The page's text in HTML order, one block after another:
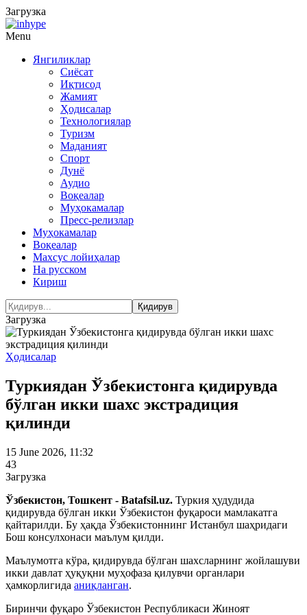
Загрузка
Menu
Янгиликлар
Сиёсат
Иқтисод
Жамият
Ҳодисалар
Технологиялар
Туризм
Маданият
Спорт
Дунё
Аудио
Воқеалар
Муҳокамалар
Пресс-релизлар
Муҳокамалар
Воқеалар
Махсус лойиҳалар
На русском
Кириш
Загрузка
Ҳодисалар
Туркиядан Ўзбекистонга қидирувда
бўлган икки шахс экстрадиция
қилинди
15 June 2026, 11:32
43
Загрузка
Ўзбекистон, Тошкент - Batafsil.uz. Туркия ҳудудида
қидирувда бўлган икки Ўзбекистон фуқароси мамлакатга
қайтарилди. Бу ҳақда Ўзбекистоннинг Истанбул шаҳридаги
Бош консулхонаси маълум қилди.
Маълумотга кўра, қидирувда бўлган шахсларнинг жойлашуви
икки давлат ҳуқуқни муҳофаза қилувчи органлари
ҳамкорлигида аниқланган.
Биринчи фуқаро Ўзбекистон Республикаси Жиноят